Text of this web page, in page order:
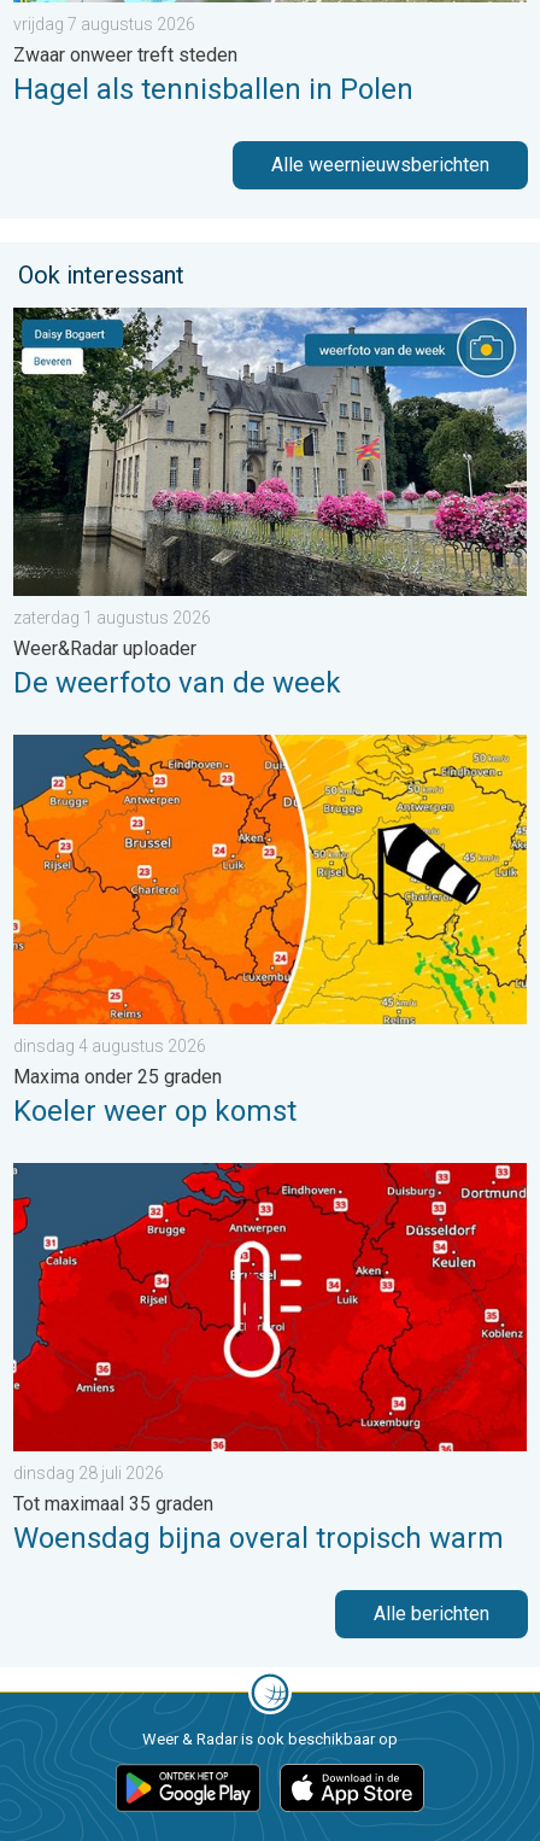
vrijdag 7 augustus 2026
Zwaar onweer treft steden
Hagel als tennisballen in Polen
Alle weernieuwsberichten
Ook interessant
De weerfoto van de week. Weer&Radar uploader. . . zaterdag
zaterdag 1 augustus 2026
Weer&Radar uploader
De weerfoto van de week
Koeler weer op komst. Maxima onder 25 graden. . . dinsdag
dinsdag 4 augustus 2026
Maxima onder 25 graden
Koeler weer op komst
Woensdag bijna overal tropisch warm. Tot maximaal 35
dinsdag 28 juli 2026
Tot maximaal 35 graden
Woensdag bijna overal tropisch warm
Alle berichten
Weer & Radar is ook beschikbaar op